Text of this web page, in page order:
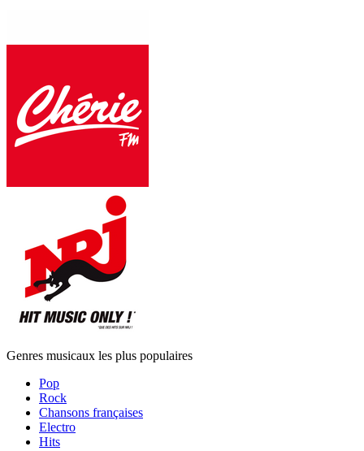
Genres musicaux les plus populaires
Pop
Rock
Chansons françaises
Electro
Hits